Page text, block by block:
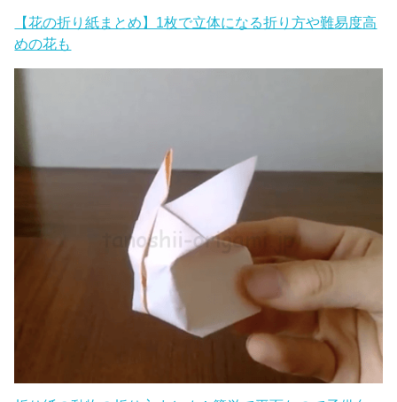
【花の折り紙まとめ】1枚で立体になる折り方や難易度高
めの花も